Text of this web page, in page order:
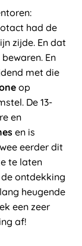
had de
zijde. En dat
En
met die
op
De 13-
en
en is
eerder dit
te laten
ontdekking
heugende
een zeer
af!